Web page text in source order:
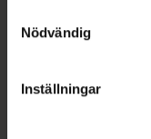
återkalla ditt
lagligheten av
Nödvändig
Inställningar